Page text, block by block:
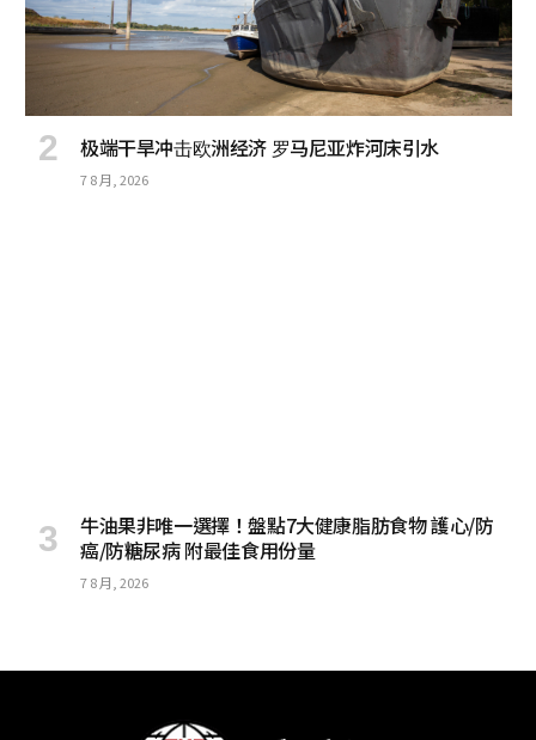
极端干旱冲击欧洲经济 罗马尼亚炸河床引水
7 8 月, 2026
牛油果非唯一選擇！盤點7大健康脂肪食物 護心/防
癌/防糖尿病 附最佳食用份量
7 8 月, 2026